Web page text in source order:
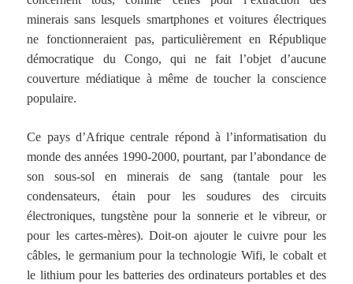
minerais sans lesquels smartphones et voitures électriques
ne fonctionneraient pas, particulièrement en République
démocratique du Congo, qui ne fait l’objet d’aucune
couverture médiatique à même de toucher la conscience
populaire.
Ce pays d’Afrique centrale répond à l’informatisation du
monde des années 1990-2000, pourtant, par l’abondance de
son sous-sol en minerais de sang (tantale pour les
condensateurs, étain pour les soudures des circuits
électroniques, tungstène pour la sonnerie et le vibreur, or
pour les cartes-mères). Doit-on ajouter le cuivre pour les
câbles, le germanium pour la technologie Wifi, le cobalt et
le lithium pour les batteries des ordinateurs portables et des